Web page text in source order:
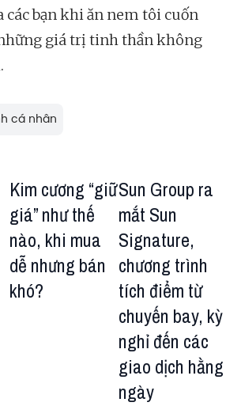
các bạn khi ăn nem tôi cuốn
giá trị tinh thần không
cá nhân
Kim cương “giữ
giá” như thế
nào, khi mua
dễ nhưng bán
khó?
Sun Group ra
mắt Sun
Signature,
chương trình
tích điểm từ
chuyến bay, kỳ
nghỉ đến các
giao dịch hằng
ngày